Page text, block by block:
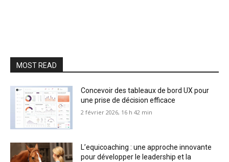
MOST READ
Concevoir des tableaux de bord UX pour
une prise de décision efficace
2 février 2026, 16 h 42 min
L’equicoaching : une approche innovante
pour développer le leadership et la